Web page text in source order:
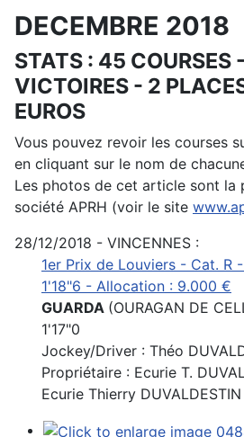
DECEMBRE 2018
STATS : 45 COURSES
VICTOIRES - 2
EUROS
Vous pouvez revoir les courses
en cliquant sur le nom de
Les photos de cet article sont la
société APRH (voir le site
28/12/2018 - VINCENNES :
1er Prix de Louviers - Cat. R
1'18"6 - Allocation : 9.000 €
GUARDA (OURAGAN DE
1'17"0
Jockey/Driver : Théo
Propriétaire : Ecurie T.
Ecurie Thierry DUVALDESTIN